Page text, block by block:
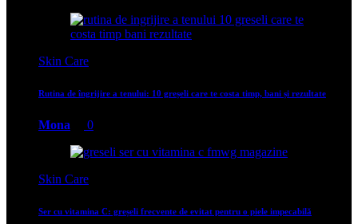
Skin Care
Rutina de îngrijire a tenului: 10 greșeli care te costa timp, bani și rezultate
Mona 0
Skin Care
Ser cu vitamina C: greșeli frecvente de evitat pentru o piele impecabilă